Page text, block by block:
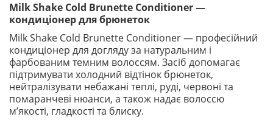
Milk Shake Cold Brunette Conditioner —
кондиціонер для брюнеток
Milk Shake Cold Brunette Conditioner — професійний
кондиціонер для догляду за натуральним і
фарбованим темним волоссям. Засіб допомагає
підтримувати холодний відтінок брюнеток,
нейтралізувати небажані теплі, руді, червоні та
помаранчеві нюанси, а також надає волоссю
м’якості, гладкості та блиску.